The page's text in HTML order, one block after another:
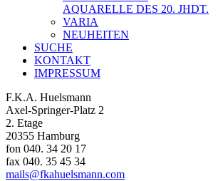
AQUARELLE DES 20. JHDT.
VARIA
NEUHEITEN
SUCHE
KONTAKT
IMPRESSUM
F.K.A. Huelsmann
Axel-Springer-Platz 2
2. Etage
20355 Hamburg
fon 040. 34 20 17
fax 040. 35 45 34
mails@fkahuelsmann.com